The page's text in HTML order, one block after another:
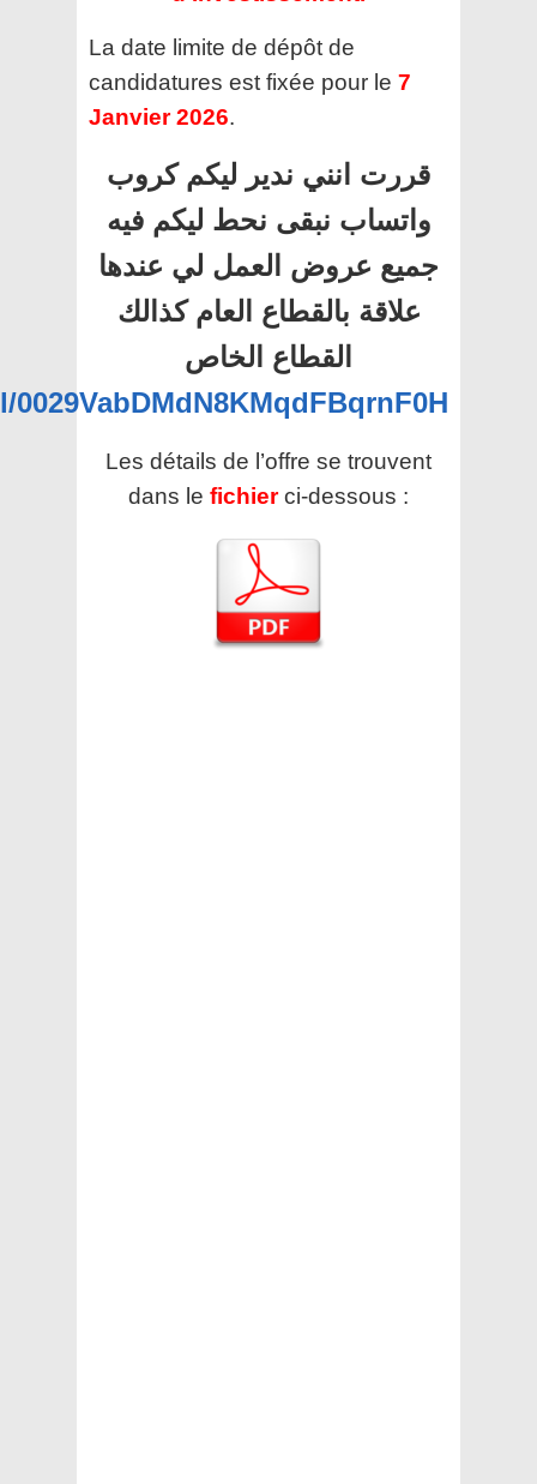
La date limite de dépôt de
candidatures est fixée pour le 7
Janvier 2026.
قررت انني ندير ليكم كروب
واتساب نبقى نحط ليكم فيه
جميع عروض العمل لي عندها
علاقة بالقطاع العام كذالك
القطاع الخاص
Les détails de l’offre se trouvent
dans le fichier ci-dessous :